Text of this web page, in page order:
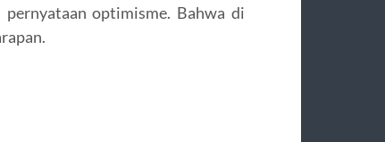
optimisme. Bahwa di